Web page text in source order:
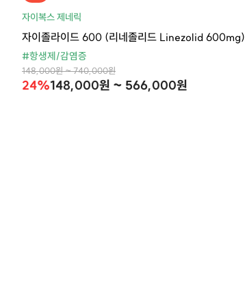
자이복스 제네릭
자이졸라이드 600 (리네졸리드 Linezolid 600mg)
#항생제/감염증
148,000원 ~ 740,000원
24%148,000원 ~ 566,000원